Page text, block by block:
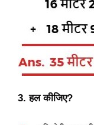
3. हल कीजिए?